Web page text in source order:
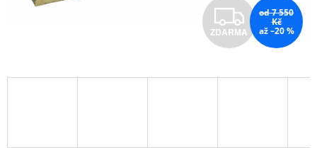
Z
D
A
ZDARMA
od 7 550
Kč
až –20 %